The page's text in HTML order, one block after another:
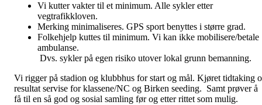
Vi kutter vakter til et minimum. Alle sykler etter
vegtrafikkloven.
Merking minimaliseres. GPS sport benyttes i større grad.
Folkehjelp kuttes til minimum. Vi kan ikke mobilisere/betale
ambulanse.
Dvs. sykler på egen risiko utover lokal grunn bemanning.
Vi rigger på stadion og klubbhus for start og mål. Kjøret tidtaking
resultat servise for klassene/NC og Birken seeding. Samt prøver å
få til en så god og sosial samling før og etter rittet som mulig.